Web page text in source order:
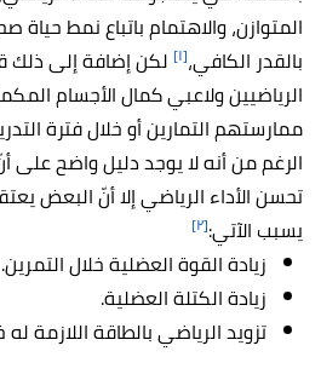
المتوازن، والاهتمام باتباع نمط
بالقدر الكافي،[١] لكن إضافة إلى
الرياضيين ولاعبي كمال الأجسام
ممارستهم التمارين أو خلال فترة
الرغم من أنه لا يوجد دليل واضح على
تحسن الأداء الرياضي إلا أنّ البعض
يسبب الآتي:[٢]
زيادة القوة العضلية خلال التمرين.
زيادة الكتلة العضلية.
تزويد الرياضي بالطاقة اللازمة له